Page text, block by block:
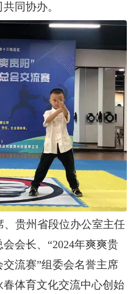
同协办。
贵州省段位办公室主任
会长、 “2024年爽爽贵
交流赛”组委会名誉主席
体育文化交流中心创始